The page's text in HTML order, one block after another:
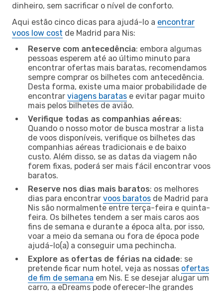
dinheiro, sem sacrificar o nível de conforto.
Aqui estão cinco dicas para ajudá-lo a encontrar
voos low cost de Madrid para Nis:
Reserve com antecedência: embora algumas
pessoas esperem até ao último minuto para
encontrar ofertas mais baratas, recomendamos
sempre comprar os bilhetes com antecedência.
Desta forma, existe uma maior probabilidade de
encontrar viagens baratas e evitar pagar muito
mais pelos bilhetes de avião.
Verifique todas as companhias aéreas:
Quando o nosso motor de busca mostrar a lista
de voos disponíveis, verifique os bilhetes das
companhias aéreas tradicionais e de baixo
custo. Além disso, se as datas da viagem não
forem fixas, poderá ser mais fácil encontrar voos
baratos.
Reserve nos dias mais baratos: os melhores
dias para encontrar voos baratos de Madrid para
Nis são normalmente entre terça-feira e quinta-
feira. Os bilhetes tendem a ser mais caros aos
fins de semana e durante a época alta, por isso,
voar a meio da semana ou fora de época pode
ajudá-lo(a) a conseguir uma pechincha.
Explore as ofertas de férias na cidade: se
pretende ficar num hotel, veja as nossas ofertas
de fim de semana em Nis. E se desejar alugar um
carro, a eDreams pode oferecer-lhe grandes